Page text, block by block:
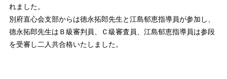
れました。
別府直心会支部からは德永拓郎先生と江島郁恵指導員が参加し、
德永拓郎先生はＢ級審判員、Ｃ級審査員、江島郁恵指導員は参段
を受審し二人共合格いたしました。